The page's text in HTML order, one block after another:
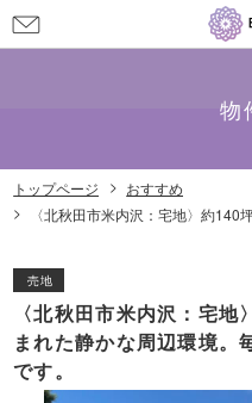
問
せ
物
トップページ
おすすめ
売地
〈北秋田市米内沢：宅
まれた静かな周辺環境。
です。